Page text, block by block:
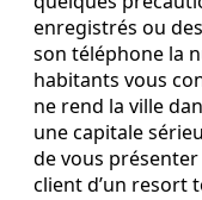
enregistrés ou
son téléphone la
habitants vous
ne rend la ville
une capitale
de vous
client d’un resort